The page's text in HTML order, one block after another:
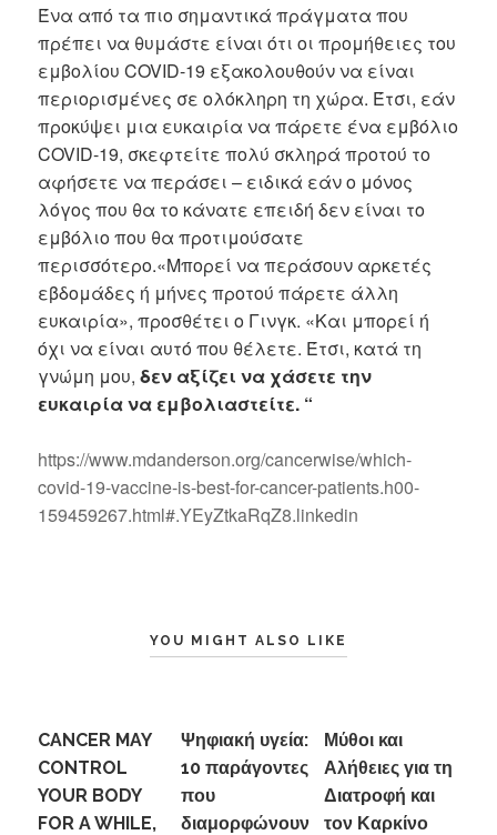
Ένα από τα πιο σημαντικά πράγματα που
πρέπει να θυμάστε είναι ότι οι προμήθειες του
εμβολίου COVID-19 εξακολουθούν να είναι
περιορισμένες σε ολόκληρη τη χώρα. Έτσι, εάν
προκύψει μια ευκαιρία να πάρετε ένα εμβόλιο
COVID-19, σκεφτείτε πολύ σκληρά προτού το
αφήσετε να περάσει – ειδικά εάν ο μόνος
λόγος που θα το κάνατε επειδή δεν είναι το
εμβόλιο που θα προτιμούσατε
περισσότερο.«Μπορεί να περάσουν αρκετές
εβδομάδες ή μήνες προτού πάρετε άλλη
ευκαιρία», προσθέτει ο Γινγκ. «Και μπορεί ή
όχι να είναι αυτό που θέλετε. Έτσι, κατά τη
γνώμη μου,δεν αξίζει να χάσετε την
ευκαιρία να εμβολιαστείτε. “
https://www.mdanderson.org/cancerwise/which-
covid-19-vaccine-is-best-for-cancer-patients.h00-
159459267.html#.YEyZtkaRqZ8.linkedin
YOU MIGHT ALSO LIKE
CANCER MAY
CONTROL
YOUR BODY
FOR A WHILE,
Ψηφιακή υγεία:
10 παράγοντες
που
διαμορφώνουν
Μύθοι και
Αλήθειες για τη
Διατροφή και
τον Καρκίνο